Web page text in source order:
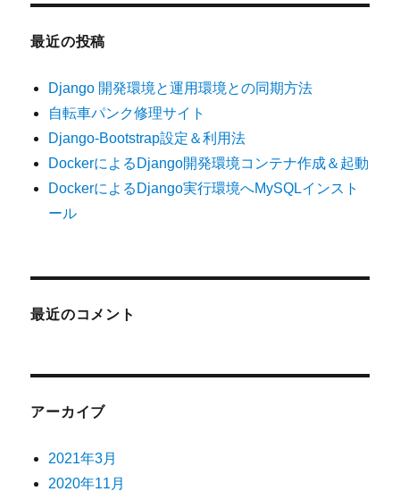
最近の投稿
Django 開発環境と運用環境との同期方法
自転車パンク修理サイト
Django-Bootstrap設定＆利用法
DockerによるDjango開発環境コンテナ作成＆起動
DockerによるDjango実行環境へMySQLインスト
ール
最近のコメント
アーカイブ
2021年3月
2020年11月